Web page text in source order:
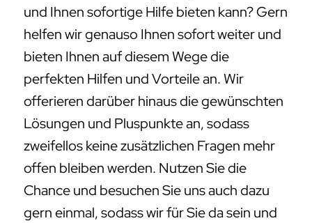
und Ihnen sofortige Hilfe bieten kann? Gern
helfen wir genauso Ihnen sofort weiter und
bieten Ihnen auf diesem Wege die
perfekten Hilfen und Vorteile an. Wir
offerieren darüber hinaus die gewünschten
Lösungen und Pluspunkte an, sodass
zweifellos keine zusätzlichen Fragen mehr
offen bleiben werden. Nutzen Sie die
Chance und besuchen Sie uns auch dazu
gern einmal, sodass wir für Sie da sein und